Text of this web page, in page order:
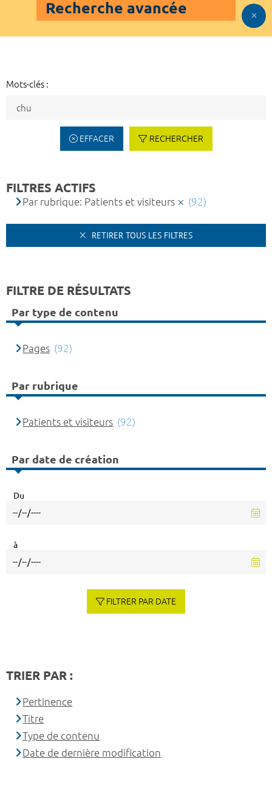
Recherche avancée
Mots-clés :
EFFACER RECHERCHER
FILTRES ACTIFS
Par rubrique: Patients et visiteurs (92)
RETIRER TOUS LES FILTRES
FILTRE DE RÉSULTATS
Par type de contenu
Pages (92)
Par rubrique
Patients et visiteurs (92)
Par date de création
Du
à
FILTRER PAR DATE
TRIER PAR :
Pertinence
Titre
Type de contenu
Date de dernière modification